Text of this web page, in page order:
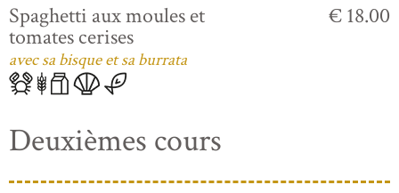
Spaghetti aux moules et
tomates cerises
avec sa bisque et sa burrata
€ 18.00
Deuxièmes cours